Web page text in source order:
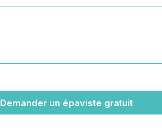
Demander un épaviste gratuit